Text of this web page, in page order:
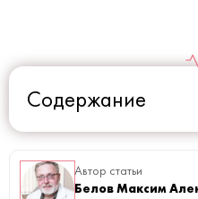
Содержание
Автор статьи
Белов Максим